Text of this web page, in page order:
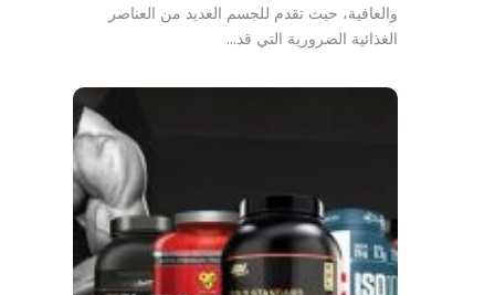
والعافية، حيث تقدم للجسم العديد من العناصر
الغذائية الضرورية التي قد…